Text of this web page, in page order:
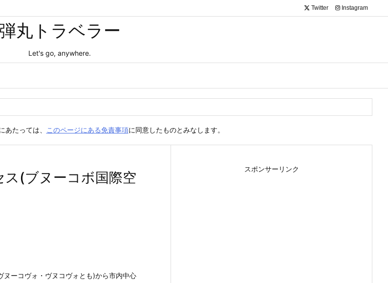
丸トラベラー
Let's go, anywhere.
Twitter Instagram
あたっては、 このページにある免責事項に同意したものとみなします。
(ブヌーコボ国際空
ーコヴォ・ヴヌコヴォとも)から市内中心
スポンサーリンク